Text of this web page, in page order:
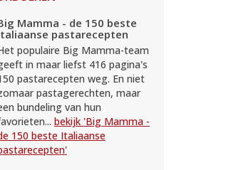
Mamma - de 150 beste
pastarecepten
populaire Big Mamma-team
in maar liefst 416 pagina's
pastarecepten weg. En niet
pastagerechten, maar
bundeling van hun
bekijk 'Big Mamma -
150 beste Italiaanse